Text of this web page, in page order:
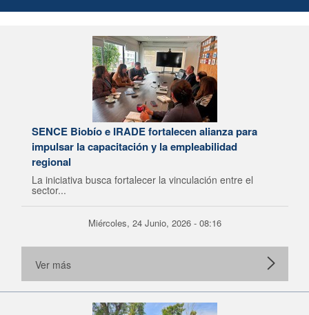
SENCE Biobío e IRADE fortalecen alianza para
impulsar la capacitación y la empleabilidad
regional
La iniciativa busca fortalecer la vinculación entre el
sector...
Miércoles, 24 Junio, 2026 - 08:16
Ver más